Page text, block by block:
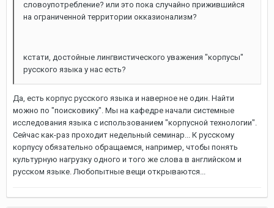
словоупотребление? или это пока случайно прижившийся
на ограниченной территории окказионализм?
кстати, достойные лингвистического уважения "корпусы"
русского языка у нас есть?
Да, есть корпус русского языка и наверное не один. Найти
можно по "поисковику". Мы на кафедре начали системные
исследования языка с использованием "корпусной технологии".
Сейчас как-раз проходит недельный семинар... К русскому
корпусу обязательно обращаемся, например, чтобы понять
культурную нагрузку одного и того же слова в английском и
русском языке. Любопытные вещи открываются...